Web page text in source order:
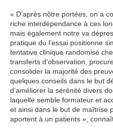
« D’après nôtre portées, on a
riche interdépendance à ces
mais également notre va
pratique du l’essai positionne
tentative clinique randomisé
transferts d’observation,
consolider la majorité des
quelques conseils dans le but
d’améliorer la sérénité divers
laquelle semble formateur et
et ainsi dans le but de maîtrise
aportent à un patients »,